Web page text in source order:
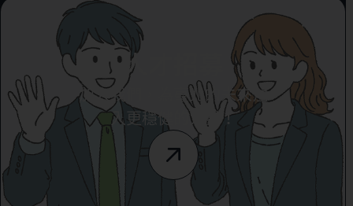
人才招募
加入我們，為臺北的未來注
入更穩健的力量！